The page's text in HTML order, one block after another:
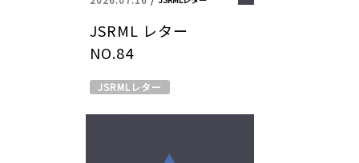
JSRML レター
NO.84
JSRMLレター